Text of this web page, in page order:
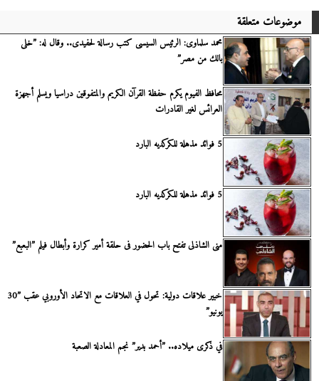
موضوعات متعلقة
محمد سلماوى: الرئيس السيسى كتب رسالة لحفيدى.. وقال له: ”خلى
بالك من مصر”
محافظ الفيوم يكرم حفظة القرآن الكريم والمتفوقين دراسيا ويسلم أجهزة
العرائس لغير القادرات
5 فوائد مذهلة للكركديه البارد
5 فوائد مذهلة للكركديه البارد
منى الشاذلى تفتح باب الحضور فى حلقة أمير كرارة وأبطال فيلم ”البعبع”
خبير علاقات دولية: تحول في العلاقات مع الاتحاد الأوروبي عقب ”30
يونيو”
في ذكرى ميلاده.. ”أحمد بدير” نجم المعادلة الصعبة